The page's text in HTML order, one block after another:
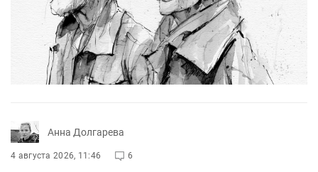
Анна Долгарева
4 августа 2026, 11:46 6